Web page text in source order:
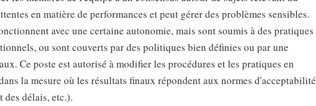
en matière de performances et peut gérer des problèmes sensibles.
avec une certaine autonomie, mais sont soumis à des pratiques
ou sont couverts par des politiques bien définies ou par une
Ce poste est autorisé à modifier les procédures et les pratiques en
la mesure où les résultats finaux répondent aux normes d'acceptabilité
des délais, etc.).